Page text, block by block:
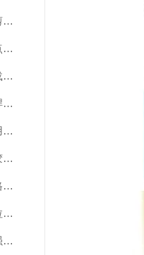
LBTC-261钢筋桁架抗剪夹具
LBTC-260夹层结构三点弯曲试验装置夹具
LBTC-259混凝土瓦承载力试验夹具
LBTC-258圆柱头焊钉焊接端拉力试验夹具
LBTC-257电弧螺柱焊用圆柱头焊钉弯曲夹具
LBTC-256幕墙用密封胶剪切强度夹具
LBTC-253玻璃纤维网格布拉伸断裂强力试验夹具
LBTC-252胶粘剂高温拉伸剪切夹具
LBTC-251玻璃纤维增强水泥四点抗弯装置夹具